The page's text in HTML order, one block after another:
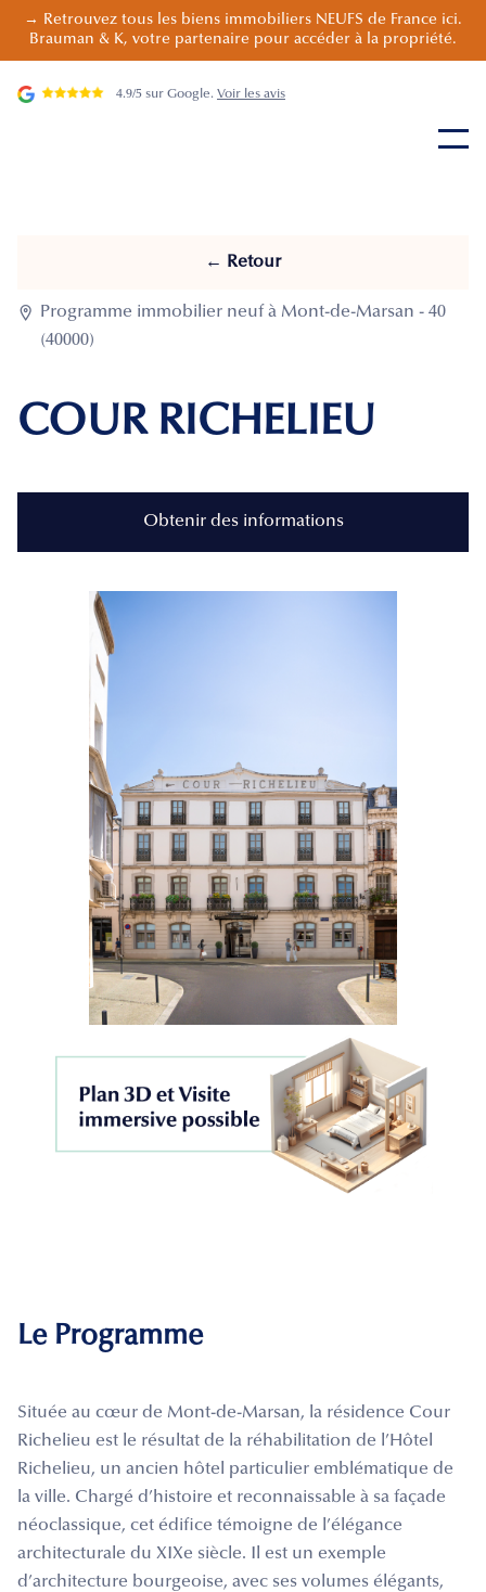
→ Retrouvez tous les biens immobiliers NEUFS de France ici.
Brauman & K, votre partenaire pour accéder à la propriété.
4.9/5 sur Google. Voir les avis
← Retour

Programme immobilier neuf à Mont-de-Marsan - 40
(40000)
COUR RICHELIEU
Obtenir des informations
Le Programme
Située au cœur de Mont-de-Marsan, la résidence Cour
Richelieu est le résultat de la réhabilitation de l’Hôtel
Richelieu, un ancien hôtel particulier emblématique de
la ville. Chargé d’histoire et reconnaissable à sa façade
néoclassique, cet édifice témoigne de l’élégance
architecturale du XIXe siècle. Il est un exemple
d’architecture bourgeoise, avec ses volumes élégants,